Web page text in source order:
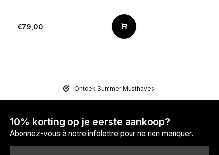
€79,00
Ontdek Summer Musthaves!
10% korting op je eerste aankoop?
Abonnez-vous à notre infolettre pour ne rien manquer.